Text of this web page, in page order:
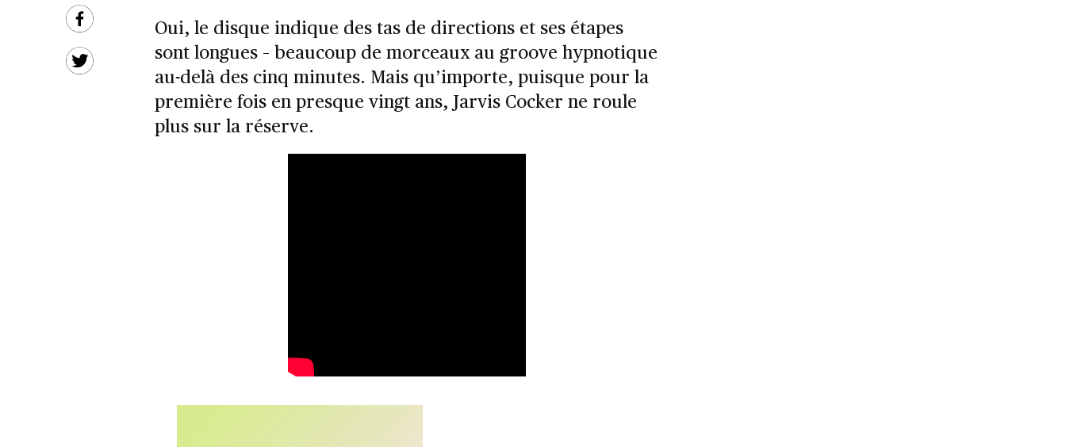
Oui, le disque indique des tas de directions et ses étapes
sont longues – beaucoup de morceaux au groove hypnotique
au-delà des cinq minutes. Mais qu’importe, puisque pour la
première fois en presque vingt ans, Jarvis Cocker ne roule
plus sur la réserve.